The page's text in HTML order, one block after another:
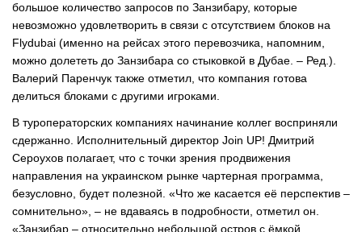
большое количество запросов по Занзибару, которые
невозможно удовлетворить в связи с отсутствием блоков на
Flydubai (именно на рейсах этого перевозчика, напомним,
можно долететь до Занзибара со стыковкой в Дубае. – Ред.).
Валерий Паренчук также отметил, что компания готова
делиться блоками с другими игроками.
В туроператорских компаниях начинание коллег восприняли
сдержанно. Исполнительный директор Join UP! Дмитрий
Сероухов полагает, что с точки зрения продвижения
направления на украинском рынке чартерная программа,
безусловно, будет полезной. «Что же касается её перспектив –
сомнительно», – не вдаваясь в подробности, отметил он.
«Занзибар – относительно небольшой остров с ёмкой